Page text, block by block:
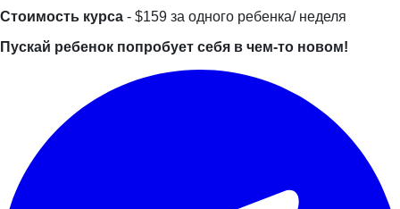
Стоимость курса - $159 за одного ребенка/ неделя
Пускай ребенок попробует себя в чем-то новом!